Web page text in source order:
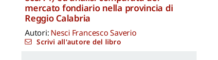
mercato fondiario nella provincia di
Reggio Calabria
Autori: Nesci Francesco Saverio
Scrivi all'autore del libro